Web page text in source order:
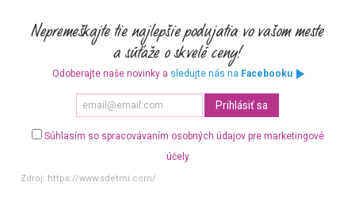
Odoberajte naše novinky a sledujte nás na Facebooku
Súhlasím so spracovávaním osobných údajov pre marketingové
účely
Zdroj: https://www.sdetmi.com/